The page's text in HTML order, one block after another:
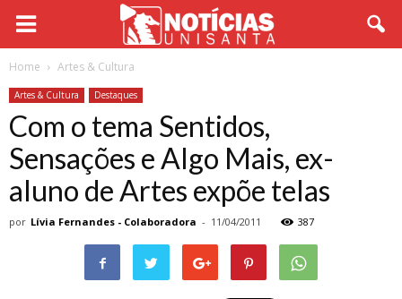
Home Artes & Cultura
Artes & Cultura Destaques
Com o tema Sentidos,
Sensações e Algo Mais, ex-
aluno de Artes expõe telas
por Lívia Fernandes - Colaboradora - 11/04/2011 387